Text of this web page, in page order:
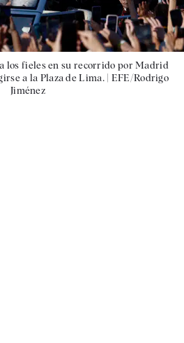
los fieles en su recorrido por Madrid
a la Plaza de Lima. | EFE/Rodrigo
Jiménez